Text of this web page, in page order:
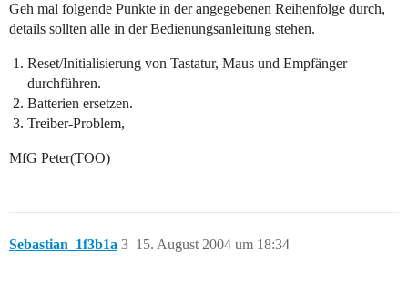
Geh mal folgende Punkte in der angegebenen Reihenfolge durch,
details sollten alle in der Bedienungsanleitung stehen.
Reset/Initialisierung von Tastatur, Maus und Empfänger
durchführen.
Batterien ersetzen.
Treiber-Problem,
MfG Peter(TOO)
Sebastian_1f3b1a 15. August 2004 um 18:34
3